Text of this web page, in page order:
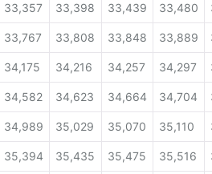
33,357 33,398 33,439 33,480
33,767 33,808 33,848 33,889
34,175 34,216 34,257 34,297
34,582 34,623 34,664 34,704
34,989 35,029 35,070 35,110
35,394 35,435 35,475 35,516